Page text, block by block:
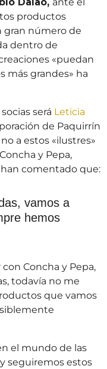
productos
gran número de
dentro de
«puedan
más grandes» ha
será Leticia
de Paquirrín
a estos «ilustres»
y Pepa,
comentado que:
vamos a
hemos
Concha y Pepa,
todavía no me
que vamos
el mundo de las
seguiremos estos